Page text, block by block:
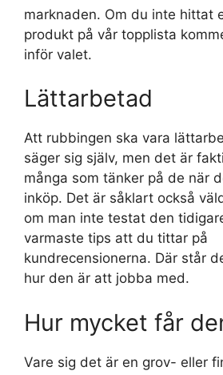
marknaden. Om du inte hittat
produkt på vår topplista
inför valet.
Lättarbetad
Att rubbingen ska vara
säger sig själv, men det är
många som tänker på de när
inköp. Det är såklart också
om man inte testat den
varmaste tips att du tittar på
kundrecensionerna. Där står
hur den är att jobba med.
Hur mycket får
Vare sig det är en grov- eller